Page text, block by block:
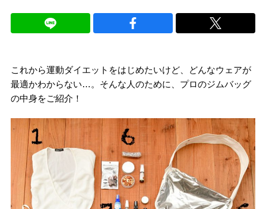
これから運動ダイエットをはじめたいけど、どんなウェアが
最適かわからない…。そんな人のために、プロのジムバッグ
の中身をご紹介！